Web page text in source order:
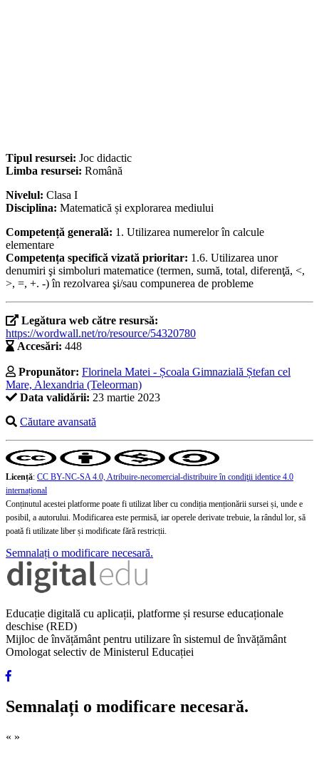
Tipul resursei: Joc didactic
Limba resursei: Română
Nivelul: Clasa I
Disciplina: Matematică și explorarea mediului
Competență generală: 1. Utilizarea numerelor în calcule
elementare
Competența specifică vizată prioritar: 1.6. Utilizarea unor
denumiri şi simboluri matematice (termen, sumă, total, diferenţă, <,
>, =, +. -) în rezolvarea şi/sau compunerea de probleme
Legătura web către resursă:
https://wordwall.net/ro/resource/54320780
Accesări: 448
Propunător: Florinela Matei - Școala Gimnazială Ștefan cel
Mare, Alexandria (Teleorman)
Data validării: 23 martie 2023
Căutare avansată
Licență: CC BY-NC-SA 4.0, Atribuire-necomercial-distribuire în condiţii identice 4.0
internațional
Conținutul acestei platforme poate fi utilizat liber cu condiția menționării sursei și, unde e
posibil, a autorului. Modificarea este permisă, iar operele derivate trebuie, la rândul lor, să
poată fi utilizate liber și modificate fără restricții.
Semnalați o modificare necesară.
Educație digitală cu aplicații, platforme și resurse educaționale
deschise (RED)
Mijloc de învățământ pentru utilizare în sistemul de învățământ
Omologat selectiv de Ministerul Educației
Semnalați o modificare necesară.
« »